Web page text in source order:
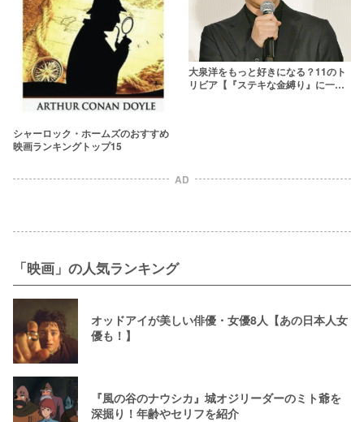
シャーロック・ホームズのおすすめ
映画ランキングトップ15
大泉洋をもっと好きになる？11のト
リビア【『ステキな金縛り』に一瞬
AD
「映画」の人気ランキング
オッドアイが美しい俳優・女優8人【あの日本人女
優も！】
『風の谷のナウシカ』城オジリーダーのミト爺を
深掘り！年齢やセリフを紹介